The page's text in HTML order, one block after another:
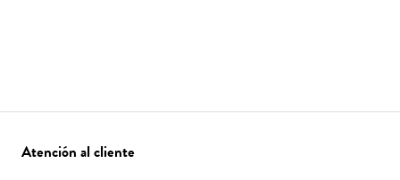
Atención al cliente